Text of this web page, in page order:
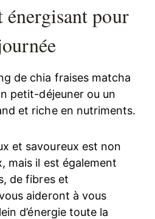
énergisant pour
de chia fraises matcha
petit-déjeuner ou un
et riche en nutriments.
et savoureux est non
mais il est également
de fibres et
aideront à vous
d’énergie toute la